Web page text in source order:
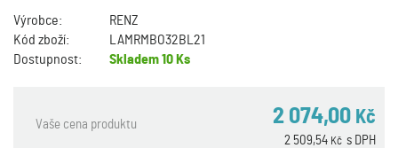
Výrobce:
RENZ
Kód zboží:
LAMRMBO32BL21
Dostupnost:
Skladem10 Ks
Vaše cena produktu 2 074,00 Kč
s DPH
2 509,54 Kč